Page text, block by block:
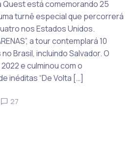
Quest está comemorando 25
turnê especial que percorrerá
nos Estados Unidos.
a tour contemplará 10
Brasil, incluindo Salvador. O
e culminou com o
inéditas “De Volta […]
27